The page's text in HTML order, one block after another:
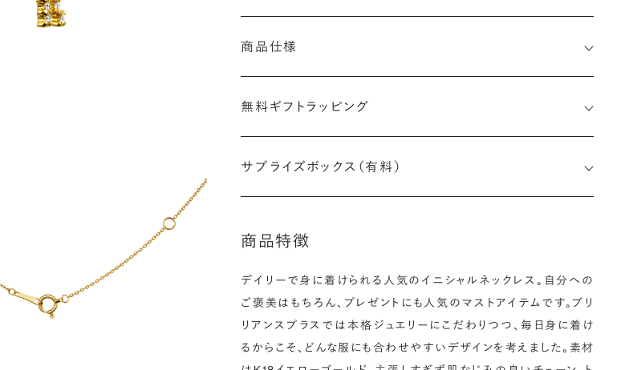
商品仕様
無料ギフトラッピング
サプライズボックス（有料）
商品特徴
デイリーで身に着けられる人気のイニシャルネックレス。自分への
ご褒美はもちろん、プレゼントにも人気のマストアイテムです。ブリ
リアンスプラスでは本格ジュエリーにこだわりつつ、毎日身に着け
るからこそ、どんな服にも合わせやすいデザインを考えました。素材